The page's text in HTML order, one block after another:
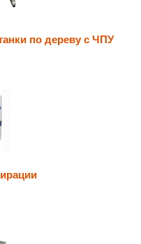
по дереву с ЧПУ